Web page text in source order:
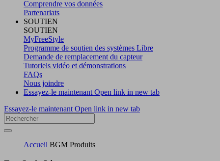
Comprendre vos données
Partenariats
SOUTIEN
SOUTIEN
MyFreeStyle
Programme de soutien des systèmes Libre
Demande de remplacement du capteur
Tutoriels vidéo et démonstrations
FAQs
Nous joindre
Essayez-le maintenant Open link in new tab
Essayez-le maintenant Open link in new tab
Accueil BGM Produits